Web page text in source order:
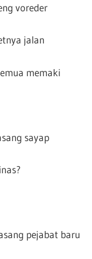
voreder
jalan
memaki
sayap
pejabat baru